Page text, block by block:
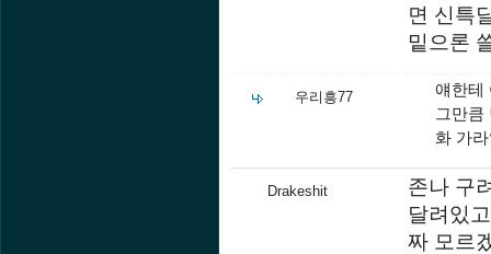
면 신특
밑으론
우리흥77
얘한테
그만큼
화 가
Drakeshit
존나 구
달려있
짜 모르